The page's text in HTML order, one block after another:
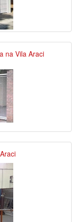
na Vila Araci